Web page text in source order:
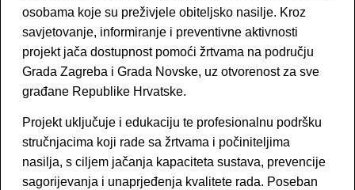
osobama koje su preživjele obiteljsko nasilje. Kroz
savjetovanje, informiranje i preventivne aktivnosti
projekt jača dostupnost pomoći žrtvama na području
Grada Zagreba i Grada Novske, uz otvorenost za sve
građane Republike Hrvatske.
Projekt uključuje i edukaciju te profesionalnu podršku
stručnjacima koji rade sa žrtvama i počiniteljima
nasilja, s ciljem jačanja kapaciteta sustava, prevencije
sagorijevanja i unaprjeđenja kvalitete rada. Poseban